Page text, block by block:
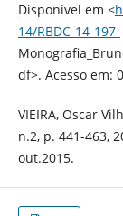
Disponível em <
14/RBDC-14-197-
df>. Acesso em:
VIEIRA, Oscar
n.2, p. 441-463,
out.2015.